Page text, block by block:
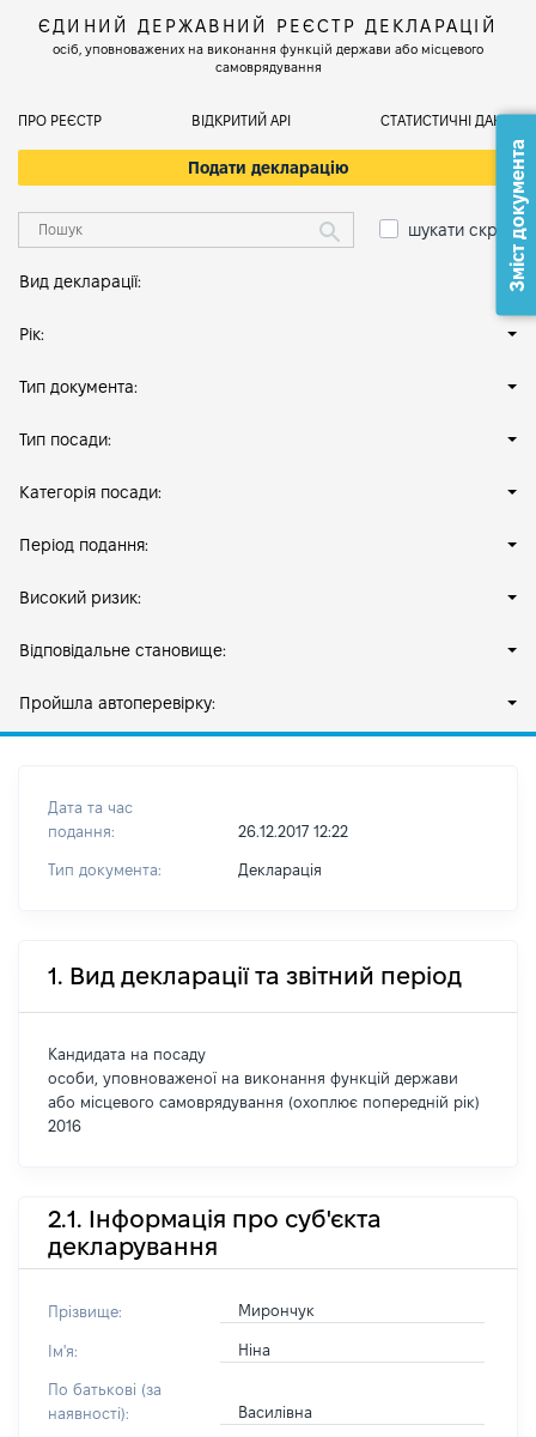
ЄДИНИЙ ДЕРЖАВНИЙ РЕЄСТР ДЕКЛАРАЦІЙ
осіб, уповноважених на виконання функцій держави або місцевого
самоврядування
ПРО РЕЄСТР ВІДКРИТИЙ АРІ СТАТИСТИЧНІ ДАНІ
Подати декларацію
шукати скрізь
Вид декларації:
Рік:
Тип документа:
Тип посади:
Категорія посади:
Період подання:
Високий ризик:
Відповідальне становище:
Пройшла автоперевірку:
Дата та час
подання:
26.12.2017 12:22
Тип документа: Декларація
1. Вид декларації та звітний період
Кандидата на посаду
особи, уповноваженої на виконання функцій держави
або місцевого самоврядування (охоплює попередній рік)
2016
2.1. Інформація про суб'єкта
декларування
Прізвище: Мирончук
Ім'я: Ніна
По батькові (за
наявності):
Василівна
Зміст документа